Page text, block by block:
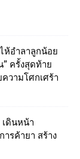
อำลาลูกน้อย
” ครั้งสุดท้าย
วามโศกเศร้า
ดินหน้า
ารค้ายา สร้าง